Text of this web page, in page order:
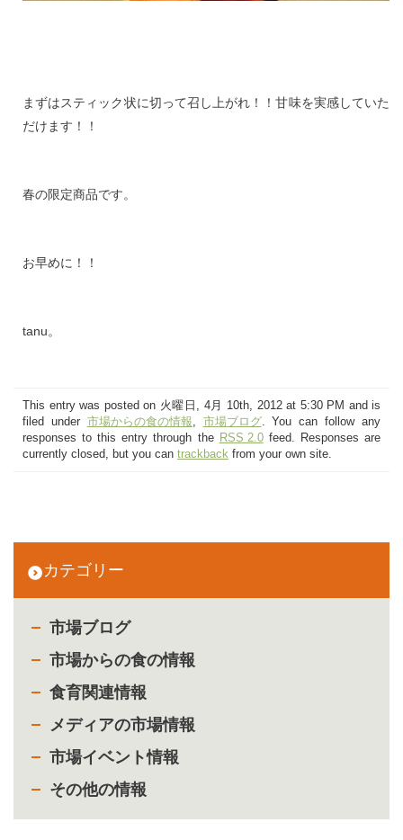
カテゴリー
市場ブログ
市場からの食の情報
食育関連情報
メディアの市場情報
市場イベント情報
その他の情報
まずはスティック状に切って召し上がれ！！甘味を実感していた
だけます！！
春の限定商品です。
お早めに！！
tanu。
This entry was posted on 火曜日, 4月 10th, 2012 at 5:30 PM and is
filed under 市場からの食の情報, 市場ブログ. You can follow any
responses to this entry through the RSS 2.0feed. Responses are
currently closed, but you can trackback from your own site.